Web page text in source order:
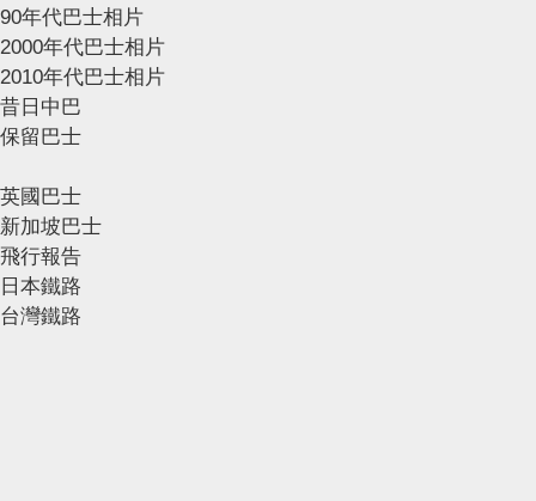
90年代巴士相片
2000年代巴士相片
2010年代巴士相片
昔日中巴
保留巴士
英國巴士
新加坡巴士
飛行報告
日本鐵路
台灣鐵路